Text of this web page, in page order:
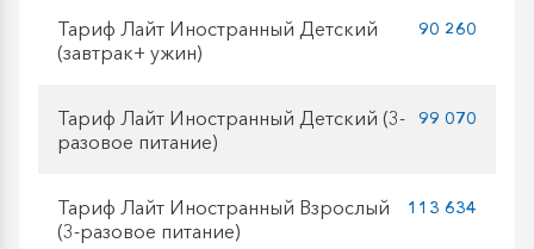
Тариф Лайт Иностранный Детский
(завтрак+ ужин)
90 260
Тариф Лайт Иностранный Детский (3-
разовое питание)
99 070
Тариф Лайт Иностранный Взрослый
(3-разовое питание)
113 634